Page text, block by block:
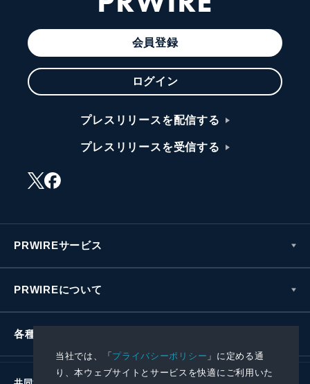
当社では、「プライバシーポリシー 」に定める通
り、本ウェブサイトとサービスを快適にご利用いた
会員登録
ログイン
プレスリリースを配信する
プレスリリースを受信する
PRWIREサービス
PRWIREについて
各種お問い合わせ